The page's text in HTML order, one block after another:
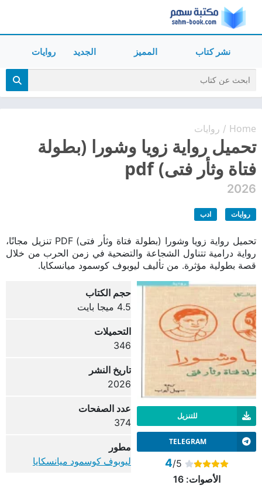
نشر كتاب المميز الجديد روايات
Home
/ روايات
تحميل رواية زويا وشورا (بطولة
فتاة وثأر فتى) pdf
2026
روايات ادب
تحميل رواية زويا وشورا (بطولة فتاة وثأر فتى) PDF تنزيل مجانًا،
رواية درامية تتناول الشجاعة والتضحية في زمن الحرب من خلال
قصة بطولية مؤثرة. من تأليف ليوبوف كوسمود ميانسكايا.
للتنزيل
TELEGRAM
4/5
الأصوات:16
حجم الكتاب
4.5 ميجا بايت
التحميلات
346
تاريخ النشر
2026
عدد الصفحات
374
مطور
ليوبوف كوسمود ميانسكايا